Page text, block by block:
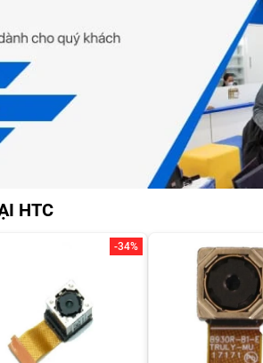
HTC
-34%